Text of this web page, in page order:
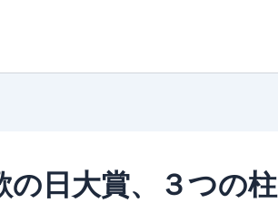
の日大賞、３つの柱